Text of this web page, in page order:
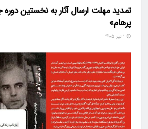
تمدید مهلت ارسال آثار به نخستین
پرهام»